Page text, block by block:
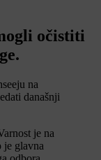
očistiti
na
današnji
je na
je glavna